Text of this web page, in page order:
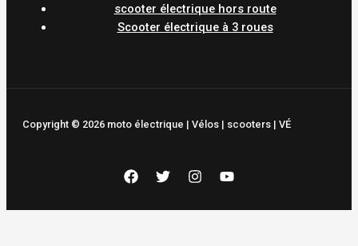
scooter électrique hors route
Scooter électrique à 3 roues
Copyright © 2026 moto électrique | Vélos | scooters | VÉ